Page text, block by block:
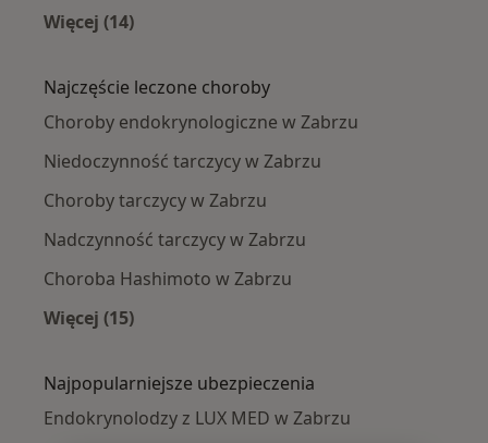
Więcej (14)
Najczęście leczone choroby
Choroby endokrynologiczne w Zabrzu
Niedoczynność tarczycy w Zabrzu
Choroby tarczycy w Zabrzu
Nadczynność tarczycy w Zabrzu
Choroba Hashimoto w Zabrzu
Więcej (15)
Najpopularniejsze ubezpieczenia
Endokrynolodzy z LUX MED w Zabrzu